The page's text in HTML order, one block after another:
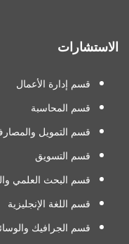
الاستشارات
قسم إدارة الأعمال
قسم المحاسبة
قسم التمويل
قسم التسويق
قسم البحث العلمي
قسم اللغة الإنجليزية
قسم الجرافيك